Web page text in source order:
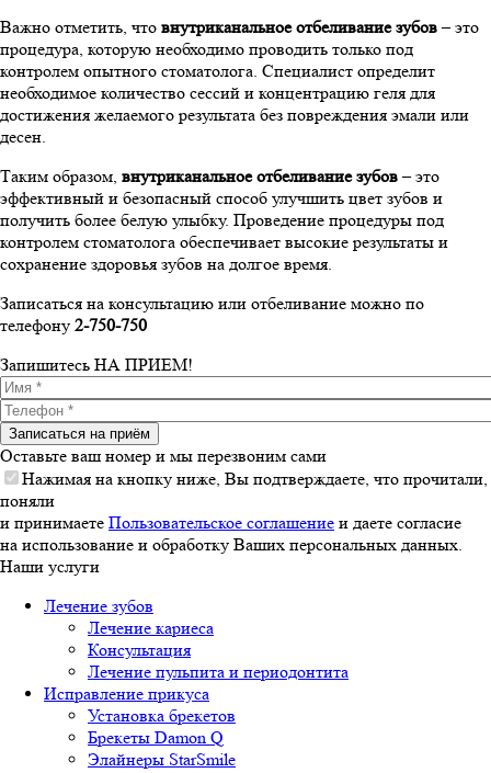
Важно отметить, что внутриканальное отбеливание зубов– это
процедура, которую необходимо проводить только под
контролем опытного стоматолога. Специалист определит
необходимое количество сессий и концентрацию геля для
достижения желаемого результата без повреждения эмали или
десен.
Таким образом, внутриканальное отбеливание зубов– это
эффективный и безопасный способ улучшить цвет зубов и
получить более белую улыбку. Проведение процедуры под
контролем стоматолога обеспечивает высокие результаты и
сохранение здоровья зубов на долгое время.
Записаться на консультацию или отбеливание можно по
телефону 2-750-750
Запишитесь НА ПРИЕМ!
Имя *
Телефон *
Оставьте ваш номер и мы перезвоним сами
Нажимая на кнопку ниже, Вы подтверждаете, что прочитали,
поняли
и принимаете Пользовательское соглашение и даете согласие
на использование и обработку Ваших персональных данных.
Наши услуги
Лечение зубов
Лечение кариеса
Консультация
Лечение пульпита и периодонтита
Исправление прикуса
Установка брекетов
Брекеты Damon Q
Элайнеры StarSmile